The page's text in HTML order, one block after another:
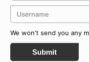
We won't send you any
Submit